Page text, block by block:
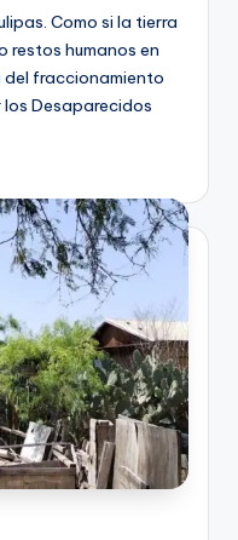
Como si la tierra
restos humanos en
fraccionamiento
Desaparecidos